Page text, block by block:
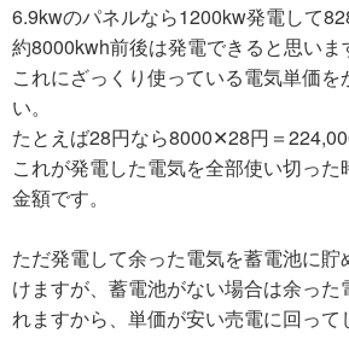
6.9kwのパネルなら1200kw発電して
約8000kwh前後は発電できると思いま
これにざっくり使っている電気単価を
い。
たとえば28円なら8000✕28円＝
これが発電した電気を全部使い切った
金額です。
ただ発電して余った電気を蓄電池に貯
けますが、蓄電池がない場合は余った
れますから、単価が安い売電に回って